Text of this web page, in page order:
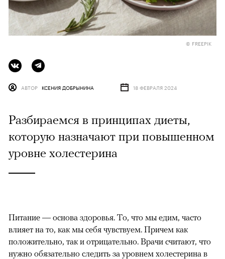
© FREEPIK
АВТОР КСЕНИЯ ДОБРЫНИНА 18 ФЕВРАЛЯ 2024
Разбираемся в принципах диеты,
которую назначают при повышенном
уровне холестерина
Питание — основа здоровья. То, что мы едим, часто
влияет на то, как мы себя чувствуем. Причем как
положительно, так и отрицательно. Врачи считают, что
нужно обязательно следить за уровнем холестерина в